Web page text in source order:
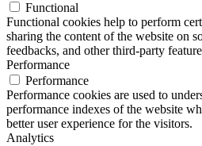
Functional
Functional cookies help to perform
sharing the content of the website on
feedbacks, and other third-party
Performance
Performance
Performance cookies are used to
performance indexes of the website
better user experience for the visitors.
Analytics